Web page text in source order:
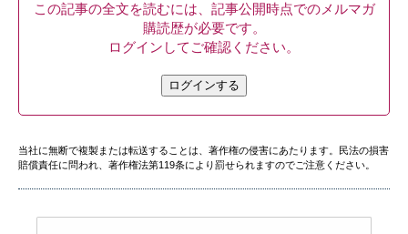
この記事の全文を読むには、記事公開時点でのメルマガ
購読歴が必要です。
ログインしてご確認ください。
ログインする
当社に無断で複製または転送することは、著作権の侵害にあたります。民法の損害
賠償責任に問われ、著作権法第119条により罰せられますのでご注意ください。